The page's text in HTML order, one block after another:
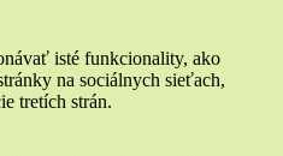
isté funkcionality, ako
na sociálnych sieťach,
tretích strán.